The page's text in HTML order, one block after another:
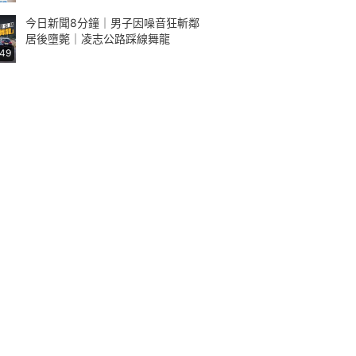
今日新聞8分鐘｜男子因噪音狂斬鄰
居後墮斃｜凌志公路踩線舞龍